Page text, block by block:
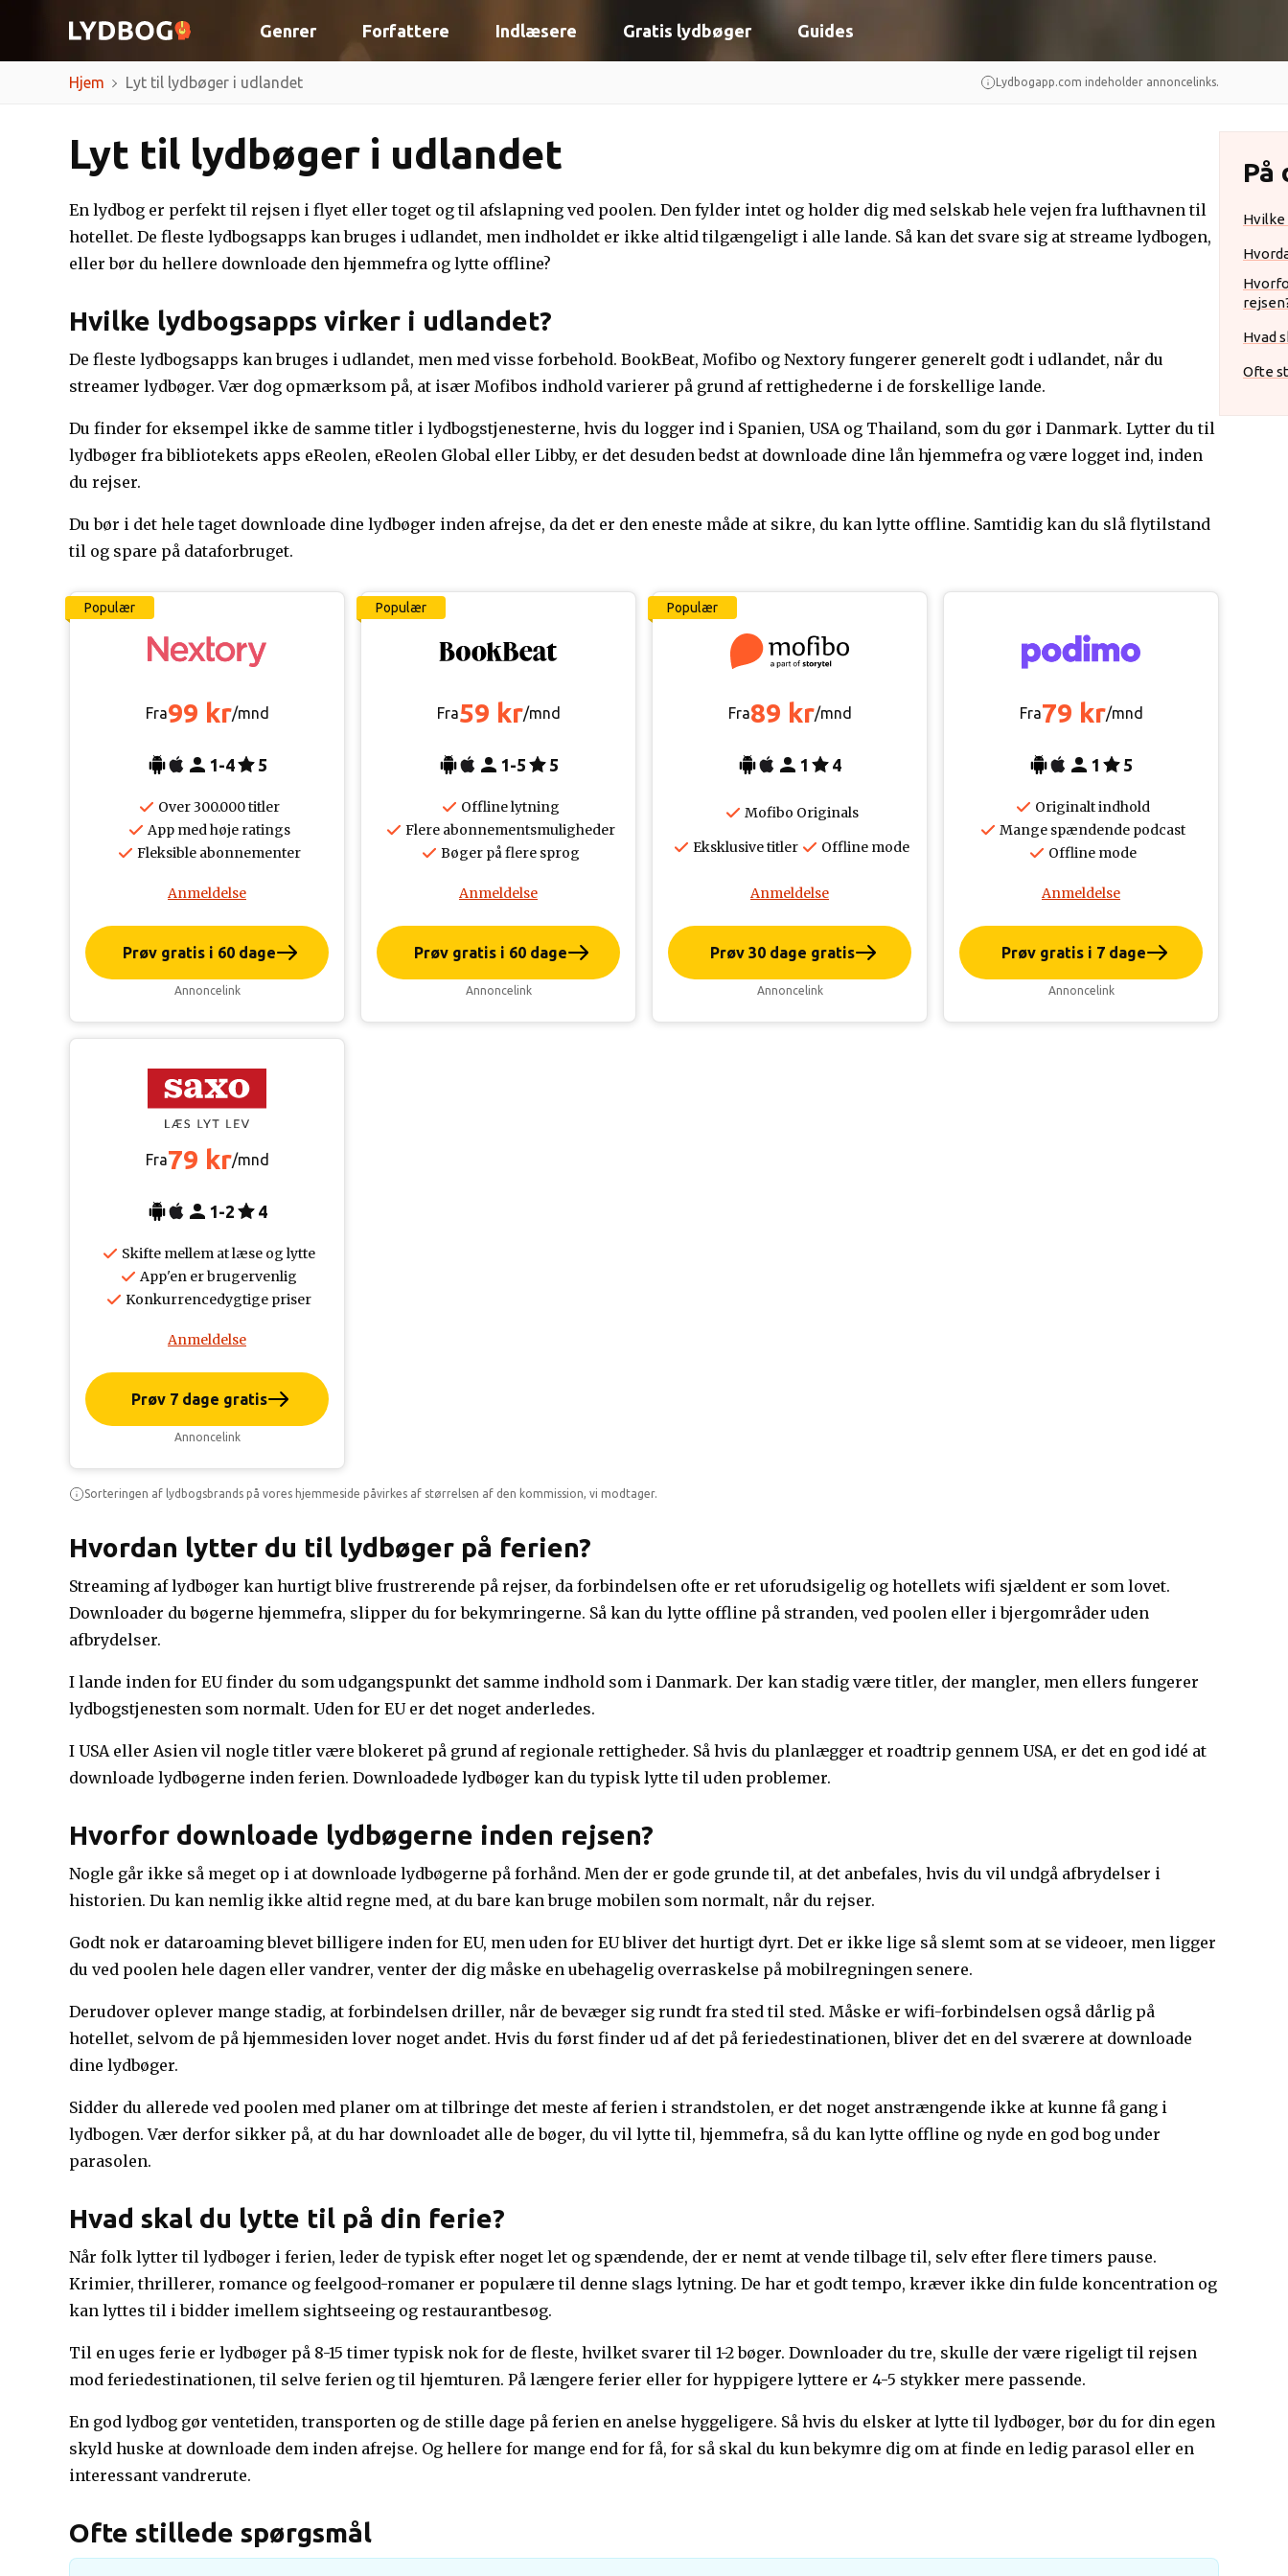
Genrer Forfattere Indlæsere Gratis lydbøger Guides
Hjem Lyt til lydbøger i udlandet Lydbogapp.com indeholder annoncelinks.
Lyt til lydbøger i udlandet
En lydbog er perfekt til rejsen i flyet eller toget og til afslapning ved poolen. Den fylder intet og holder dig med selskab hele vejen fra lufthavnen til
hotellet. De fleste lydbogsapps kan bruges i udlandet, men indholdet er ikke altid tilgængeligt i alle lande. Så kan det svare sig at streame lydbogen,
eller bør du hellere downloade den hjemmefra og lytte offline?
Hvilke lydbogsapps virker i udlandet?
De fleste lydbogsapps kan bruges i udlandet, men med visse forbehold. BookBeat, Mofibo og Nextory fungerer generelt godt i udlandet, når du
streamer lydbøger. Vær dog opmærksom på, at især Mofibos indhold varierer på grund af rettighederne i de forskellige lande.
Du finder for eksempel ikke de samme titler i lydbogstjenesterne, hvis du logger ind i Spanien, USA og Thailand, som du gør i Danmark. Lytter du til
lydbøger fra bibliotekets apps eReolen, eReolen Global eller Libby, er det desuden bedst at downloade dine lån hjemmefra og være logget ind, inden
du rejser.
Du bør i det hele taget downloade dine lydbøger inden afrejse, da det er den eneste måde at sikre, du kan lytte offline. Samtidig kan du slå flytilstand
til og spare på dataforbruget.
Populær
Fra99 kr/mnd
1-4 5
Over 300.000 titler
App med høje ratings
Fleksible abonnementer
Anmeldelse
Prøv gratis i 60 dage
Annoncelink
Populær
Fra59 kr/mnd
1-5 5
Offline lytning
Flere abonnementsmuligheder
Bøger på flere sprog
Anmeldelse
Prøv gratis i 60 dage
Annoncelink
Populær
Fra89 kr/mnd
1 4
Mofibo Originals
Eksklusive titler
Offline mode
Anmeldelse
Prøv 30 dage gratis
Annoncelink
Fra79 kr/mnd
1 5
Originalt indhold
Mange spændende podcast
Offline mode
Anmeldelse
Prøv gratis i 7 dage
Annoncelink
Fra79 kr/mnd
1-2 4
Skifte mellem at læse og lytte
App'en er brugervenlig
Konkurrencedygtige priser
Anmeldelse
Prøv 7 dage gratis
Annoncelink
Sorteringen af lydbogsbrands på vores hjemmeside påvirkes af størrelsen af den kommission, vi modtager.
Hvordan lytter du til lydbøger på ferien?
Streaming af lydbøger kan hurtigt blive frustrerende på rejser, da forbindelsen ofte er ret uforudsigelig og hotellets wifi sjældent er som lovet.
Downloader du bøgerne hjemmefra, slipper du for bekymringerne. Så kan du lytte offline på stranden, ved poolen eller i bjergområder uden
afbrydelser.
I lande inden for EU finder du som udgangspunkt det samme indhold som i Danmark. Der kan stadig være titler, der mangler, men ellers fungerer
lydbogstjenesten som normalt. Uden for EU er det noget anderledes.
I USA eller Asien vil nogle titler være blokeret på grund af regionale rettigheder. Så hvis du planlægger et roadtrip gennem USA, er det en god idé at
downloade lydbøgerne inden ferien. Downloadede lydbøger kan du typisk lytte til uden problemer.
Hvorfor downloade lydbøgerne inden rejsen?
Nogle går ikke så meget op i at downloade lydbøgerne på forhånd. Men der er gode grunde til, at det anbefales, hvis du vil undgå afbrydelser i
historien. Du kan nemlig ikke altid regne med, at du bare kan bruge mobilen som normalt, når du rejser.
Godt nok er dataroaming blevet billigere inden for EU, men uden for EU bliver det hurtigt dyrt. Det er ikke lige så slemt som at se videoer, men ligger
du ved poolen hele dagen eller vandrer, venter der dig måske en ubehagelig overraskelse på mobilregningen senere.
Derudover oplever mange stadig, at forbindelsen driller, når de bevæger sig rundt fra sted til sted. Måske er wifi-forbindelsen også dårlig på
hotellet, selvom de på hjemmesiden lover noget andet. Hvis du først finder ud af det på feriedestinationen, bliver det en del sværere at downloade
dine lydbøger.
Sidder du allerede ved poolen med planer om at tilbringe det meste af ferien i strandstolen, er det noget anstrængende ikke at kunne få gang i
lydbogen. Vær derfor sikker på, at du har downloadet alle de bøger, du vil lytte til, hjemmefra, så du kan lytte offline og nyde en god bog under
parasolen.
Hvad skal du lytte til på din ferie?
Når folk lytter til lydbøger i ferien, leder de typisk efter noget let og spændende, der er nemt at vende tilbage til, selv efter flere timers pause.
Krimier, thrillerer, romance og feelgood-romaner er populære til denne slags lytning. De har et godt tempo, kræver ikke din fulde koncentration og
kan lyttes til i bidder imellem sightseeing og restaurantbesøg.
Til en uges ferie er lydbøger på 8-15 timer typisk nok for de fleste, hvilket svarer til 1-2 bøger. Downloader du tre, skulle der være rigeligt til rejsen
mod feriedestinationen, til selve ferien og til hjemturen. På længere ferier eller for hyppigere lyttere er 4-5 stykker mere passende.
En god lydbog gør ventetiden, transporten og de stille dage på ferien en anelse hyggeligere. Så hvis du elsker at lytte til lydbøger, bør du for din egen
skyld huske at downloade dem inden afrejse. Og hellere for mange end for få, for så skal du kun bekymre dig om at finde en ledig parasol eller en
interessant vandrerute.
Ofte stillede spørgsmål
På
Hvilke
Hvad
Ofte